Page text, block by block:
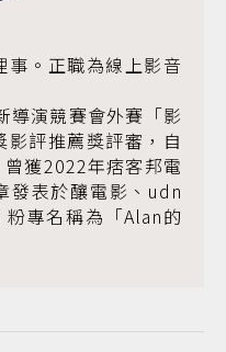
。正職為線上影音
導演競賽會外賽「影
評推薦獎評審，自
獲2022年痞客邦電
發表於釀電影、udn
專名稱為「Alan的